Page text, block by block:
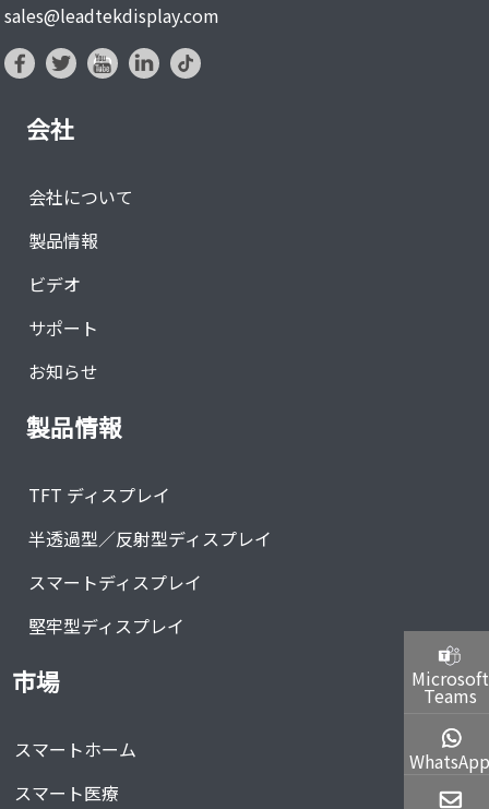
sales@leadtekdisplay.com
会社
会社について
製品情報
ビデオ
サポート
お知らせ
製品情報
TFT ディスプレイ
半透過型／反射型ディスプレイ
スマートディスプレイ
堅牢型ディスプレイ
市場
スマートホーム
スマート医療
Microsoft
Teams
WhatsApp